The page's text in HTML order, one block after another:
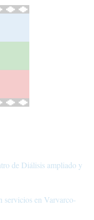
de Diálisis ampliado y
servicios en Varvarco-